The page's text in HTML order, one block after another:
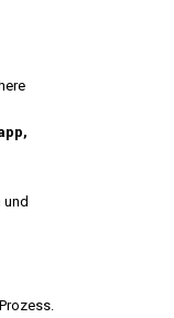
und